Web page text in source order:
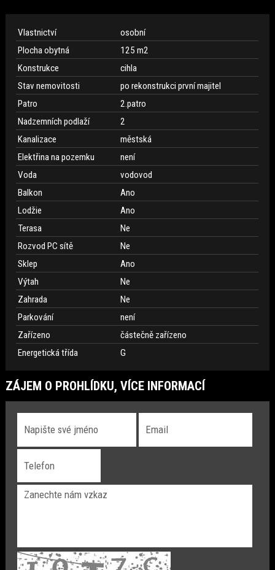
Vlastnictví
osobní
Plocha obytná
125 m2
Konstrukce
cihla
Stav nemovitosti
po rekonstrukci první majitel
Patro
2.patro
Nadzemních podlaží
2
Kanalizace
městská
Elektřina na pozemku
není
Voda
vodovod
Balkon
Ano
Lodžie
Ano
Terasa
Ne
Rozvod PC sítě
Ne
Sklep
Ano
Výtah
Ne
Zahrada
Ne
Parkování
není
Zařízeno
částečně zařízeno
Energetická třída
G
ZÁJEM O PROHLÍDKU, VÍCE INFORMACÍ